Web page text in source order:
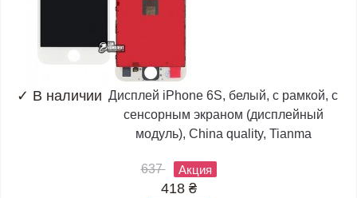
✓ В наличии Дисплей iPhone 6S, белый, с рамкой, с
сенсорным экраном (дисплейный
модуль), China quality, Tianma
637 Акция
418 ₴